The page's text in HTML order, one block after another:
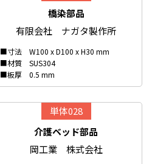
橋染部品
有限会社 ナガタ製作所
■寸法 W100 x D100 x H30 mm
■材質 SUS304
■板厚 0.5 mm
単体028
介護ベッド部品
岡工業 株式会社